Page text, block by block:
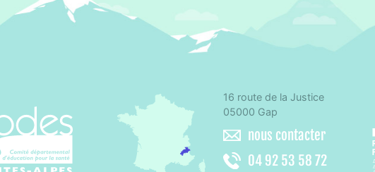
CoDES 05 - Comité départemental d'éducation pour la santé des Hautes-
16 route de la Justice
05000 Gap
nous contacter
04 92 53 58 72